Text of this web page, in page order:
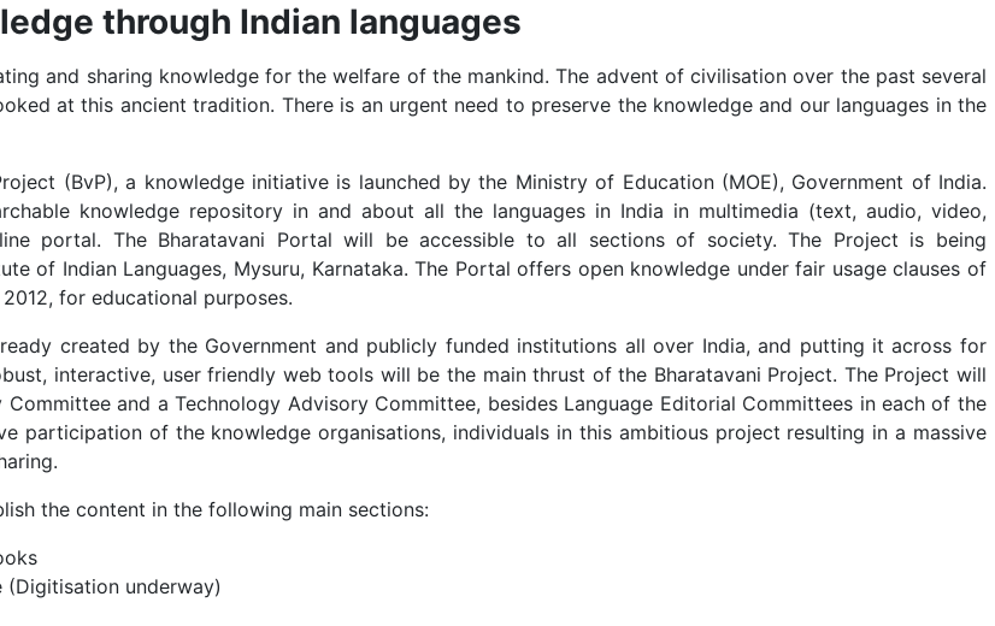
through Indian languages
and sharing knowledge for the welfare of the mankind. The advent of civilisation over the past several
at this ancient tradition. There is an urgent need to preserve the knowledge and our languages in the
(BvP), a knowledge initiative is launched by the Ministry of Education (MOE), Government of India.
knowledge repository in and about all the languages in India in multimedia (text, audio, video,
portal. The Bharatavani Portal will be accessible to all sections of society. The Project is being
of Indian Languages, Mysuru, Karnataka. The Portal offers open knowledge under fair usage clauses of
for educational purposes.
created by the Government and publicly funded institutions all over India, and putting it across for
interactive, user friendly web tools will be the main thrust of the Bharatavani Project. The Project will
and a Technology Advisory Committee, besides Language Editorial Committees in each of the
participation of the knowledge organisations, individuals in this ambitious project resulting in a massive
the content in the following main sections:
(Digitisation underway)